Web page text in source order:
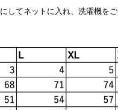
してネットに入れ、洗濯機を